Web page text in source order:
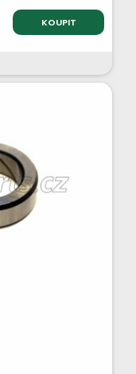
KOUPIT